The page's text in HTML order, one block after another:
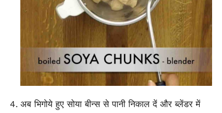
अब भिगोये हुए सोया बीन्स से पानी निकाल दें और ब्लेंडर में